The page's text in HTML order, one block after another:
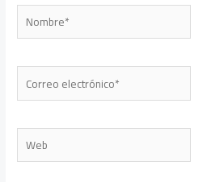
Nombre*
Correo
electrónico*
Web